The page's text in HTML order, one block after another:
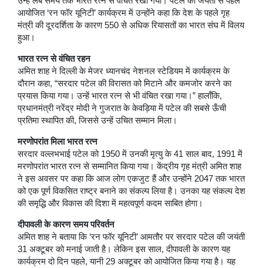
आयोजित ‘रन फॉर यूनिटी’ कार्यक्रम में उन्होंने कहा कि देश के पहले गृह
मंत्री की दूरदर्शिता के कारण 550 से अधिक रियासतों का भारत संघ में विलय
हुआ।
भारत रत्न से वंचित रहन
अमित शाह ने दिल्ली के मेजर ध्यानचंद नेशनल स्टेडियम में कार्यक्रम के
दौरान कहा, “सरदार पटेल की विरासत को मिटाने और कमजोर करने का
प्रयास किया गया। उन्हें भारत रत्न से भी वंचित रखा गया।” हालाँकि,
प्रधानमंत्री नरेंद्र मोदी ने गुजरात के केवड़िया में पटेल की सबसे ऊँची
प्रतिमा स्थापित की, जिससे उन्हें उचित सम्मान मिला।
मरणोपरांत मिला भारत रत्न
सरदार वल्लभभाई पटेल को 1950 में उनकी मृत्यु के 41 साल बाद, 1991 में
मरणोपरांत भारत रत्न से सम्मानित किया गया। केंद्रीय गृह मंत्री अमित शाह
ने इस अवसर पर कहा कि आज लोग एकजुट हैं और उन्होंने 2047 तक भारत
को एक पूर्ण विकसित राष्ट्र बनाने का संकल्प लिया है। उनका यह संकल्प देश
की समृद्धि और विकास की दिशा में महत्वपूर्ण कदम साबित होगा।
दीपावली के कारण समय परिवर्तन
अमित शाह ने बताया कि ‘रन फॉर यूनिटी’ आमतौर पर सरदार पटेल की जयंती
31 अक्टूबर को मनाई जाती है। लेकिन इस साल, दीपावली के कारण यह
कार्यक्रम दो दिन पहले, यानी 29 अक्टूबर को आयोजित किया गया है। यह